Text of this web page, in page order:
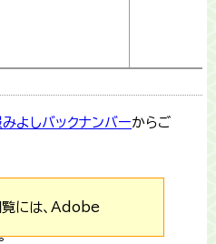
よしバックナンバーからご
には、Adobe